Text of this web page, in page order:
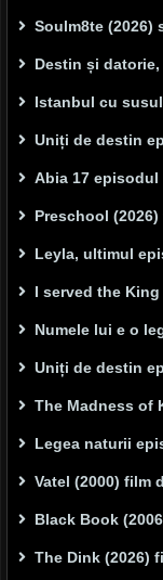
Soulm8te (2026)
Destin și
Istanbul cu
Uniți de destin
Abia 17
Preschool
Leyla, ultimul
I served the
Numele lui e o
Uniți de destin
The Madness of
Legea naturii
Vatel (2000) film
Black Book
The Dink (2026)